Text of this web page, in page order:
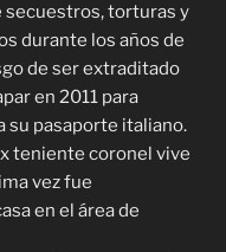
secuestros, torturas y
durante los años de
de ser extraditado
en 2011 para
su pasaporte italiano.
teniente coronel vive
vez fue
en el área de